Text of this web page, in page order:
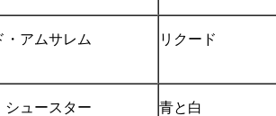
・アムサレム リクード
シュースター 青と白